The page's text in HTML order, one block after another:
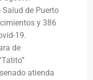
de Puerto
y 386
19.
de
atienda